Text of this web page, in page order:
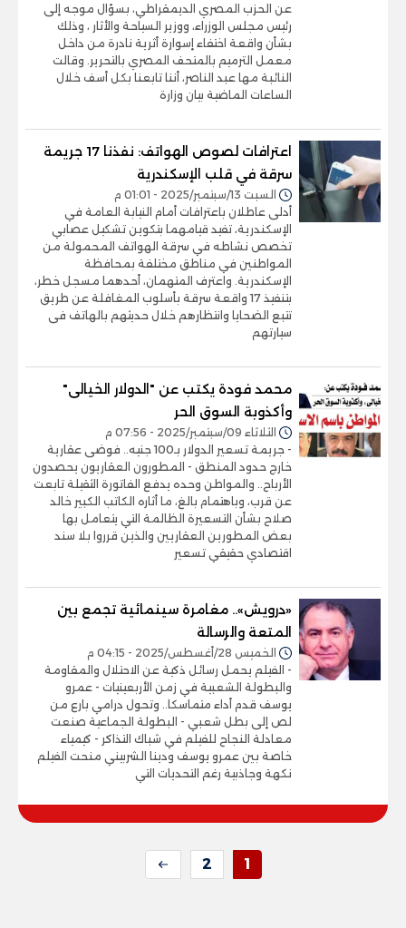
عن الحزب المصري الديمقراطي، بسؤال موجه إلى
رئيس مجلس الوزراء، ووزير السياحة والأثار ، وذلك
بشأن واقعة اختفاء إسوارة أثرية نادرة من داخل
معمل الترميم بالمتحف المصري بالتحرير. وقالت
النائبة مها عبد الناصر، أننا تابعنا بكل أسف خلال
الساعات الماضية بيان وزارة
اعترافات لصوص الهواتف: نفذنا 17 جريمة
سرقة في قلب الإسكندرية
السبت 13/سبتمبر/2025 - 01:01 م
أدلى عاطلان باعترافات أمام النيابة العامة في
الإسكندرية، تفيد قيامهما بتكوين تشكيل عصابي
تخصص نشاطه في سرقة الهواتف المحمولة من
المواطنين في مناطق مختلفة بمحافظة
الإسكندرية. واعترف المتهمان، أحدهما مسجل خطر،
بتنفيذ 17 واقعة سرقة بأسلوب المغافلة عن طريق
تتبع الضحايا وانتظارهم خلال حديثهم بالهاتف فى
سيارتهم
محمد فودة يكتب عن "الدولار الخيالى"
وأكذوبة السوق الحر
الثلاثاء 09/سبتمبر/2025 - 07:56 م
- جريمة تسعير الدولار بـ100 جنيه.. فوضى عقارية
خارج حدود المنطق - المطورون العقاريون يحصدون
الأرباح.. والمواطن وحده يدفع الفاتورة الثقيلة تابعت
عن قرب، وباهتمام بالغ، ما أثاره الكاتب الكبير خالد
صلاح بشأن التسعيرة الظالمة التي يتعامل بها
بعض المطورين العقاريين والذين قرروا بلا سند
اقتصادي حقيقي تسعير
«درويش».. مغامرة سينمائية تجمع بين
المتعة والرسالة
الخميس 28/أغسطس/2025 - 04:15 م
- الفيلم يحمل رسائل ذكية عن الاحتلال والمقاومة
والبطولة الشعبية في زمن الأربعينيات - عمرو
يوسف قدم أداء متماسكا.. وتحول درامي بارع من
لص إلى بطل شعبي - البطولة الجماعية صنعت
معادلة النجاح للفيلم في شباك التذاكر - كيمياء
خاصة بين عمرو يوسف ودينا الشربيني منحت الفيلم
نكهة وجاذبية رغم التحديات التي
1
2